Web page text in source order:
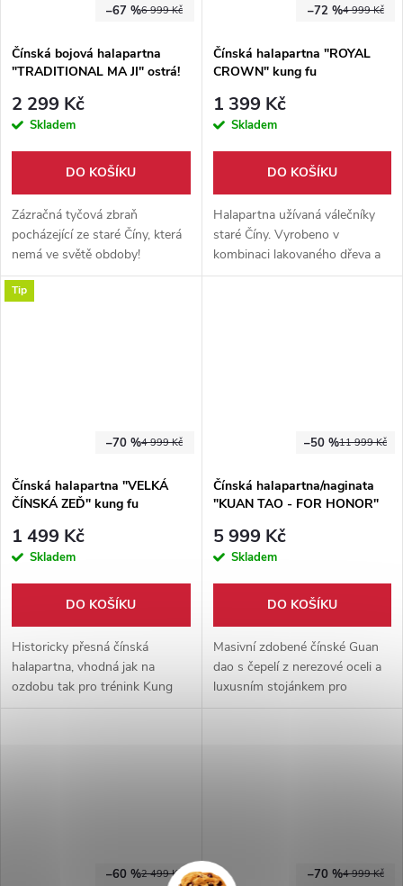
6 999 Kč
–67 %
Čínská bojová halapartna
"TRADITIONAL MA JI" ostrá!
2 299 Kč
Skladem
DO KOŠÍKU
Zázračná tyčová zbraň
pocházející ze staré Číny, která
nemá ve světě obdoby!
Vyrobeno v kombinaci pevné
nerezové oceli a odolného
4 999 Kč
–72 %
Čínská halapartna "ROYAL
CROWN" kung fu
1 399 Kč
Skladem
DO KOŠÍKU
Halapartna užívaná válečníky
staré Číny. Vyrobeno v
kombinaci lakovaného dřeva a
nerezové oceli. Vhodný nástroj,
Tip
4 999 Kč
–70 %
Čínská halapartna "VELKÁ
ČÍNSKÁ ZEĎ" kung fu
1 499 Kč
Skladem
DO KOŠÍKU
Historicky přesná čínská
halapartna, vhodná jak na
ozdobu tak pro trénink Kung
Fu. Vyrobeno z pevného dřeva
11 999 Kč
–50 %
Čínská halapartna/naginata
"KUAN TAO - FOR HONOR"
5 999 Kč
Skladem
DO KOŠÍKU
Masivní zdobené čínské Guan
dao s čepelí z nerezové oceli a
luxusním stojánkem pro
vystavení.
2 499 Kč
–60 % 4 999 Kč
–70 %